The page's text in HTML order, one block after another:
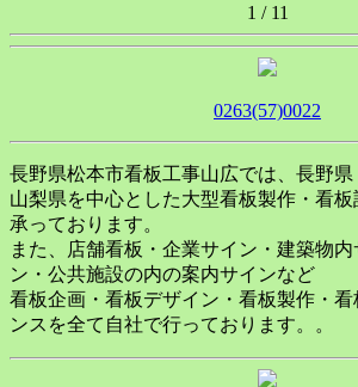
1 / 11
0263(57)0022
長野県松本市看板工事山広では、長野県
山梨県を中心とした大型看板製作・看
承っております。
また、店舗看板・企業サイン・建築物
ン・公共施設の内の案内サインなど
看板企画・看板デザイン・看板製作・
ンスを全て自社で行っております。。